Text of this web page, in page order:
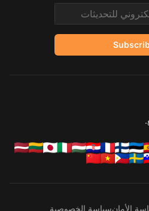
الأمانسياسة الخصوصية